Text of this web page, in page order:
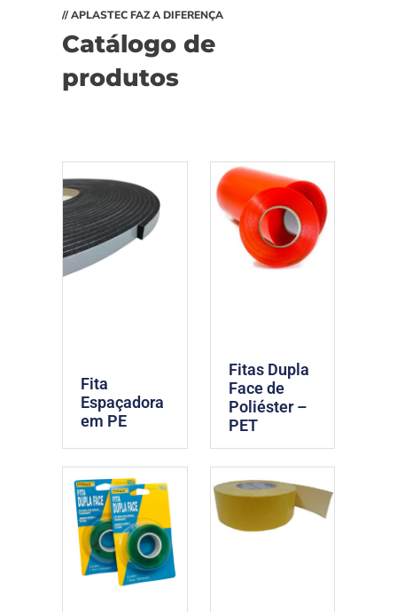
// APLASTEC FAZ A DIFERENÇA
Catálogo de
produtos
Fita
Espaçadora
em PE
Fitas Dupla
Face de
Poliéster –
PET